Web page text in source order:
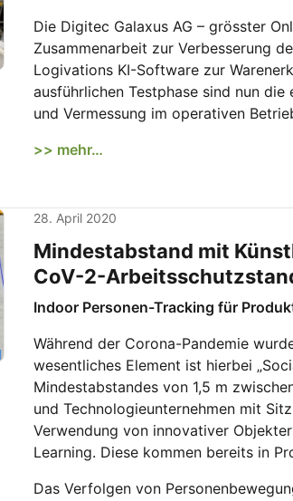
Die Digitec Galaxus AG – grösster
Zusammenarbeit zur Verbesserung
Logivations KI-Software zur
ausführlichen Testphase sind nun
und Vermessung im operativen
>> mehr…
28. April 2020
Mindestabstand mit
CoV-2-
Indoor Personen-Tracking für
Während der Corona-Pandemie
wesentliches Element ist hierbei
Mindestabstandes von 1,5 m
und Technologieunternehmen mit
Verwendung von innovativer
Learning. Diese kommen bereits in
Das Verfolgen von